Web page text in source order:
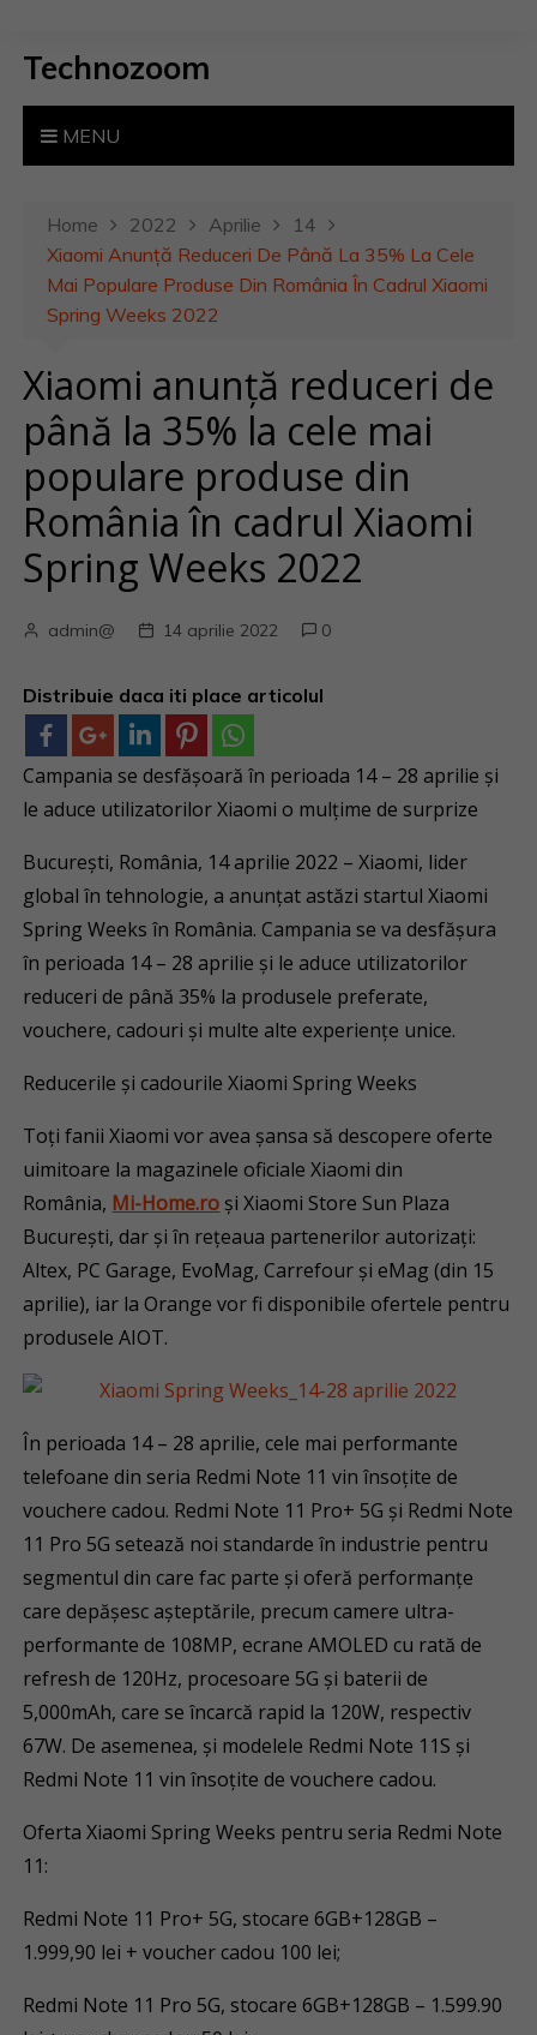
Technozoom
MENU
Home 2022 Aprilie
14
Xiaomi Anunță Reduceri De Până La 35% La Cele
Mai Populare Produse Din România În Cadrul Xiaomi
Spring Weeks 2022
Xiaomi anunță reduceri de
până la 35% la cele mai
populare produse din
România în cadrul Xiaomi
Spring Weeks 2022
admin@ 14 aprilie 2022 0
Distribuie daca iti place articolul
Campania se desfășoară în perioada 14 – 28 aprilie și
le aduce utilizatorilor Xiaomi o mulțime de surprize
București, România, 14 aprilie 2022 – Xiaomi, lider
global în tehnologie, a anunțat astăzi startul Xiaomi
Spring Weeks în România. Campania se va desfășura
în perioada 14 – 28 aprilie și le aduce utilizatorilor
reduceri de până 35% la produsele preferate,
vouchere, cadouri și multe alte experiențe unice.
Reducerile și cadourile Xiaomi Spring Weeks
Toți fanii Xiaomi vor avea șansa să descopere oferte
uimitoare la magazinele oficiale Xiaomi din
România, Mi-Home.ro și Xiaomi Store Sun Plaza
București, dar și în rețeaua partenerilor autorizați:
Altex, PC Garage, EvoMag, Carrefour și eMag (din 15
aprilie), iar la Orange vor fi disponibile ofertele pentru
produsele AIOT.
În perioada 14 – 28 aprilie, cele mai performante
telefoane din seria Redmi Note 11 vin însoțite de
vouchere cadou. Redmi Note 11 Pro+ 5G și Redmi Note
11 Pro 5G setează noi standarde în industrie pentru
segmentul din care fac parte și oferă performanțe
care depășesc așteptările, precum camere ultra-
performante de 108MP, ecrane AMOLED cu rată de
refresh de 120Hz, procesoare 5G și baterii de
5,000mAh, care se încarcă rapid la 120W, respectiv
67W. De asemenea, și modelele Redmi Note 11S și
Redmi Note 11 vin însoțite de vouchere cadou.
Oferta Xiaomi Spring Weeks pentru seria Redmi Note
11:
Redmi Note 11 Pro+ 5G, stocare 6GB+128GB –
1.999,90 lei + voucher cadou 100 lei;
Redmi Note 11 Pro 5G, stocare 6GB+128GB – 1.599.90